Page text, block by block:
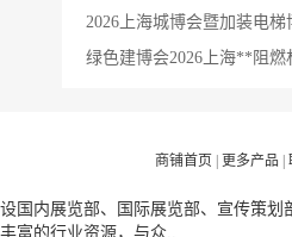
2026上海城博会暨加装电梯
绿色建博会2026上海**阻燃
商铺首页 更多产品
国内展览部、国际展览部、宣传策划
富的行业资源，与众..